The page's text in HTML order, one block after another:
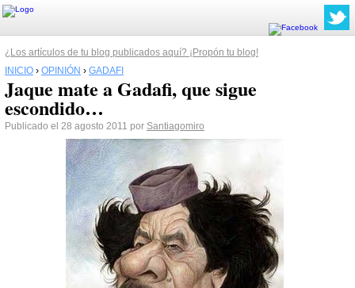
¿Los artículos de tu blog publicados aquí? ¡Propón tu blog!
INICIO › OPINIÓN › GADAFI
Jaque mate a Gadafi, que sigue
escondido…
Publicado el 28 agosto 2011 por Santiagomiro